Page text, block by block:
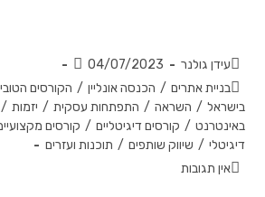
עידן גולנר
04/07/2023
בניית אתרים / הכנסה אונליין / הקורסים
בישראל / השראה / התפתחות עסקית / יזמות /
באינטרנט / קורסים דיגיטליים / קורסים
דיגיטלי / שיווק שותפים / תוכנות ועזרים
אין תגובות